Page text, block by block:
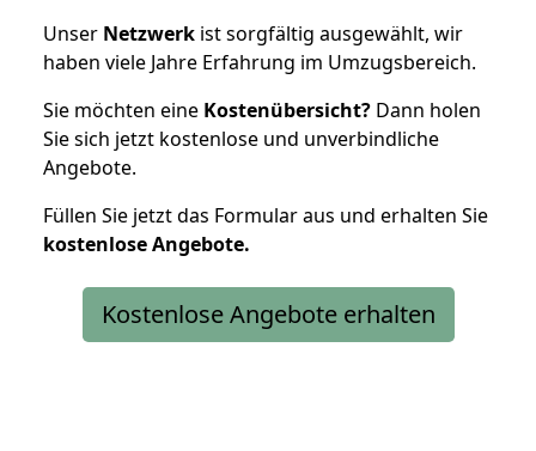
Unser Netzwerk ist sorgfältig ausgewählt, wir
haben viele Jahre Erfahrung im Umzugsbereich.
Sie möchten eine Kostenübersicht? Dann holen
Sie sich jetzt kostenlose und unverbindliche
Angebote.
Füllen Sie jetzt das Formular aus und erhalten Sie
kostenloseAngebote.
Kostenlose Angebote erhalten